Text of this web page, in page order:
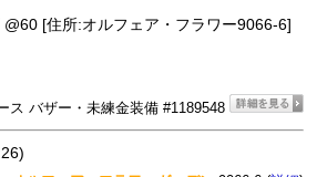
@60 [住所:オルフェア・フラワー9066-6]
ス バザー・未練金装備 #1189548